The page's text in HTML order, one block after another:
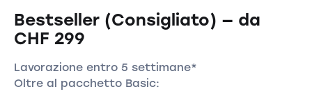
Bestseller (Consigliato) — da
CHF 299
Lavorazione entro 5 settimane*
Oltre al pacchetto Basic: